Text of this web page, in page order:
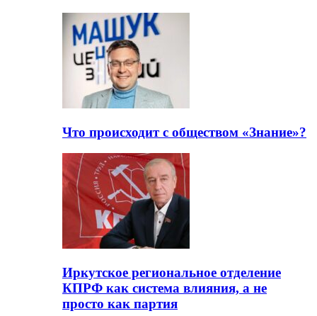
Что происходит с обществом «Знание»?
Иркутское региональное отделение
КПРФ как система влияния, а не
просто как партия